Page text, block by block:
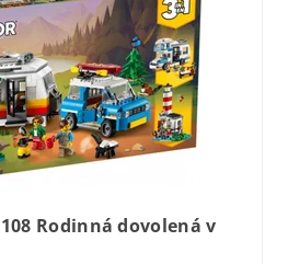
Rodinná dovolená v